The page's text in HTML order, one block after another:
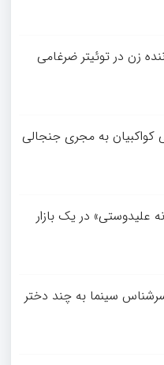
زن در توئیتر ضرغامی
به مجری جنجالی
علیدوستی» در یک بازار
سینما به چند دختر